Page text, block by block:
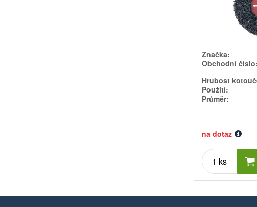
Značka:
Obchodní číslo:
Hrubost
Použití:
Průměr:
na dotaz
Počet
kusů